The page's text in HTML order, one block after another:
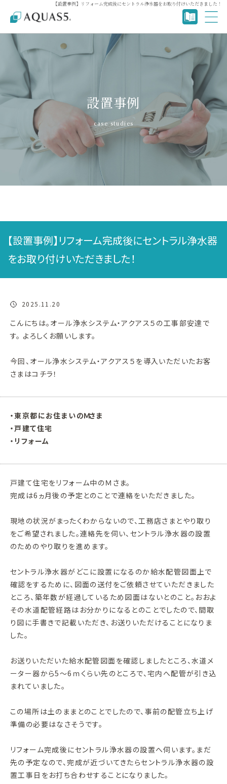
【設置事例】リフォーム完成後にセントラル浄水器をお取り付けいただきました！
設置事例
case studies
【設置事例】リフォーム完成後にセントラル浄水器
をお取り付けいただきました！
2025.11.20
こんにちは。オール浄水システム・アクアス５の工事部安達で
す。 よろしくお願いします。
今回、オール浄水システム・アクアス５を導入いただいたお客
さまはコチラ！
・東京都にお住まいのＭさま
・戸建て住宅
・リフォーム
戸建て住宅をリフォーム中のＭさま。
完成は6ヵ月後の予定とのことで連絡をいただきました。
現地の状況がまったくわからないので、工務店さまとやり取り
をご希望されました。連絡先を伺い、セントラル浄水器の設置
のためのやり取りを進めます。
セントラル浄水器がどこに設置になるのか給水配管図面上で
確認をするために、図面の送付をご依頼させていただきました
ところ、築年数が経過しているため図面はないとのこと。おおよ
その水道配管経路はお分かりになるとのことでしたので、間取
り図に手書きで記載いただき、お送りいただけることになりま
した。
お送りいただいた給水配管図面を確認しましたところ、水道メ
ーター器から5～6ｍくらい先のところで、宅内へ配管が引き込
まれていました。
この場所は土のままとのことでしたので、事前の配管立ち上げ
準備の必要はなさそうです。
リフォーム完成後にセントラル浄水器の設置へ伺います。まだ
先の予定なので、完成が近づいてきたらセントラル浄水器の設
置工事日をお打ち合わせすることになりました。